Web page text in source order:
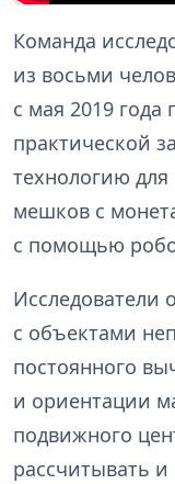
Команда
из восьми
с мая 2019 года
практической
технологию для
мешков с
с помощью
Исследователи
с объектами
постоянного
и ориентации
подвижного
рассчитывать и